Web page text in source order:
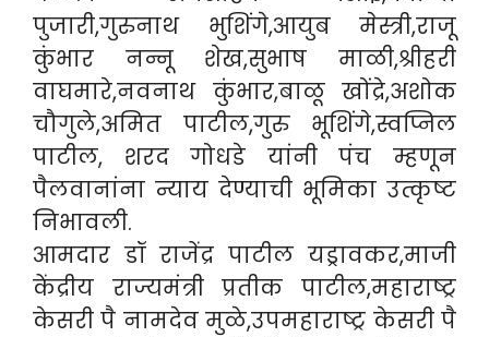
पुजारी,गुरुनाथ भुशिंगे,आयुब मेस्त्री,राजू
कुंभार नन्नू शेख,सुभाष माळी,श्रीहरी
वाघमारे,नवनाथ कुंभार,बाळू खोंद्रे,अशोक
चौगुले,अमित पाटील,गुरु भूशिंगे,स्वप्निल
पाटील, शरद गोधडे यांनी पंच म्हणून
पैलवानांना न्याय देण्याची भूमिका उत्कृष्ट
निभावली.
आमदार डॉ राजेंद्र पाटील यड्रावकर,माजी
केंद्रीय राज्यमंत्री प्रतीक पाटील,महाराष्ट्र
केसरी पै नामदेव मुळे,उपमहाराष्ट्र केसरी पै